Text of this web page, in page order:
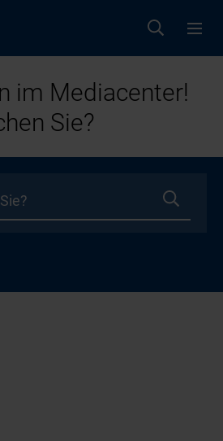
im Mediacenter!
Sie?